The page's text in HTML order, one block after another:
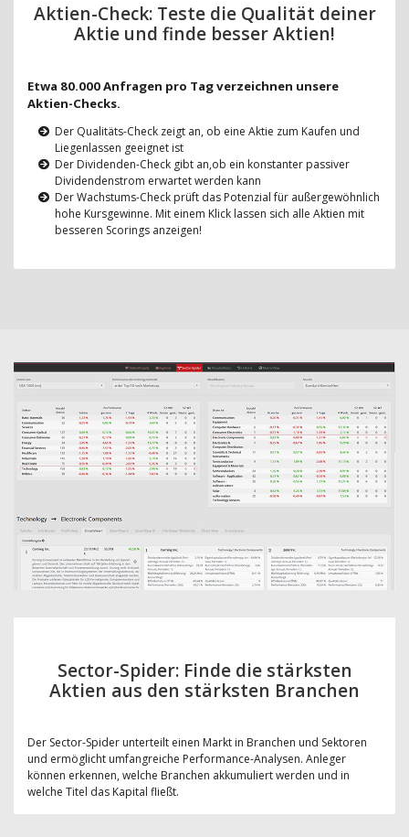
Aktien-Check: Teste die Qualität deiner
Aktie und finde besser Aktien!
Etwa 80.000 Anfragen pro Tag verzeichnen unsere
Aktien-Checks.
Der Qualitäts-Check zeigt an, ob eine Aktie zum Kaufen und
Liegenlassen geeignet ist
Der Dividenden-Check gibt an,ob ein konstanter passiver
Dividendenstrom erwartet werden kann
Der Wachstums-Check prüft das Potenzial für außergewöhnlich
hohe Kursgewinne. Mit einem Klick lassen sich alle Aktien mit
besseren Scorings anzeigen!
Sector-Spider: Finde die stärksten
Aktien aus den stärksten Branchen
Der Sector-Spider unterteilt einen Markt in Branchen und Sektoren
und ermöglicht umfangreiche Performance-Analysen. Anleger
können erkennen, welche Branchen akkumuliert werden und in
welche Titel das Kapital fließt.